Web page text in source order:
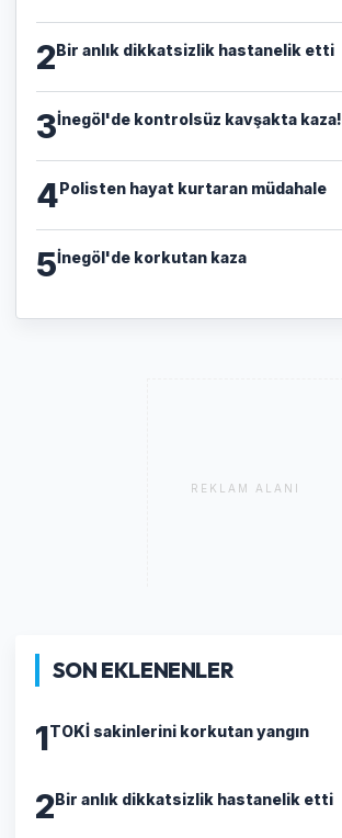
2Bir anlık dikkatsizlik hastanelik etti
3İnegöl'de kontrolsüz kavşakta kaza!
4Polisten hayat kurtaran müdahale
5İnegöl'de korkutan kaza
REKLAM ALANI
SON EKLENENLER
1TOKİ sakinlerini korkutan yangın
2Bir anlık dikkatsizlik hastanelik etti